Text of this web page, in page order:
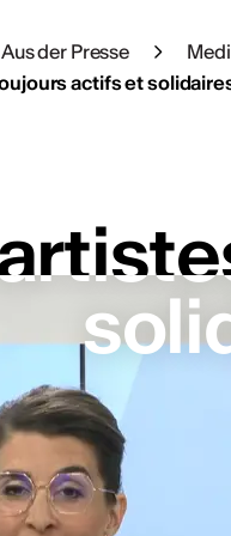
Aus der Presse
actifs et